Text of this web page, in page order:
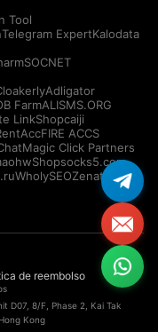
Tool
Telegram ExpertKalodata
SOCNET
Adligator
FarmALISMS.ORG
LinkShopcaiji
FIRE ACCS
Magic Click Partners
Shopsocks5.com
WholySEOZenattica
de reembolso
D07, 8/F, Phase 2, Kai Tak
Kong